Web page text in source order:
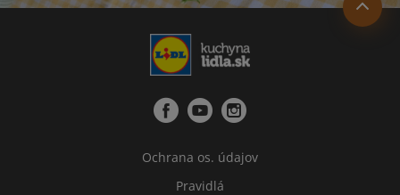
Ochrana os. údajov
Pravidlá